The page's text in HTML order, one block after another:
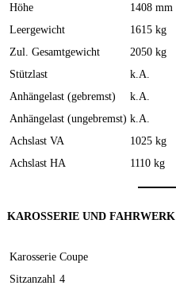
Höhe
1408 mm
Leergewicht
1615 kg
Zul. Gesamtgewicht
2050 kg
Stützlast
k.A.
Anhängelast (gebremst)
k.A.
Anhängelast (ungebremst) k.A.
Achslast VA
1025 kg
Achslast HA
1110 kg
KAROSSERIE UND FAHRWERK
Karosserie Coupe
Sitzanzahl 4